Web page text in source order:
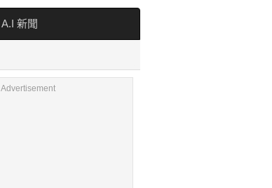
A.I 新聞
Advertisement